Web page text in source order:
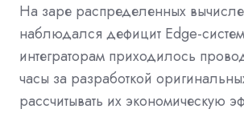
На заре распределенных
наблюдался дефицит Edge-
интеграторам приходилось
часы за разработкой
рассчитывать их экономическую